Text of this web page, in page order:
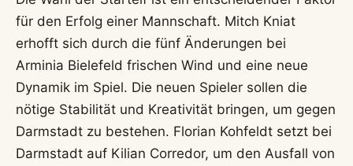
für den Erfolg einer Mannschaft. Mitch Kniat
erhofft sich durch die fünf Änderungen bei
Arminia Bielefeld frischen Wind und eine neue
Dynamik im Spiel. Die neuen Spieler sollen die
nötige Stabilität und Kreativität bringen, um gegen
Darmstadt zu bestehen. Florian Kohfeldt setzt bei
Darmstadt auf Kilian Corredor, um den Ausfall von